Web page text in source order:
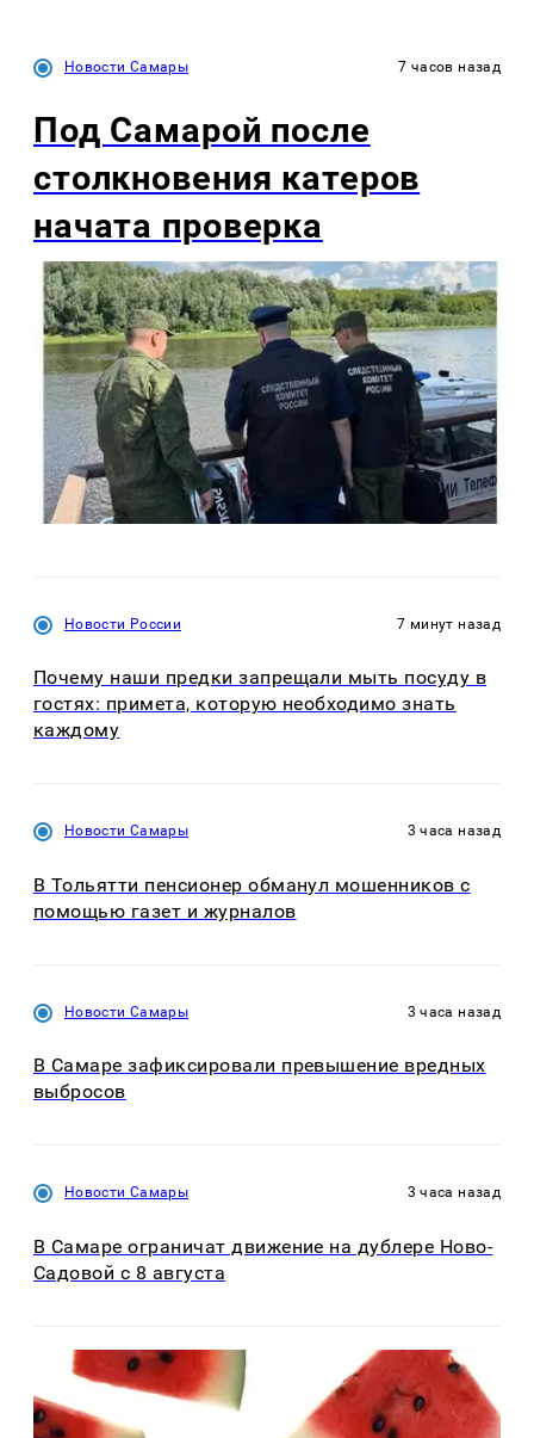
Новости Самары 7 часов назад
Под Самарой после
столкновения катеров
начата проверка
Новости России 7 минут назад
Почему наши предки запрещали мыть посуду в
гостях: примета, которую необходимо знать
каждому
Новости Самары 3 часа назад
В Тольятти пенсионер обманул мошенников с
помощью газет и журналов
Новости Самары 3 часа назад
В Самаре зафиксировали превышение вредных
выбросов
Новости Самары 3 часа назад
В Самаре ограничат движение на дублере Ново-
Садовой с 8 августа